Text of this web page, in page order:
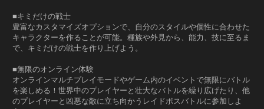
■キミだけの戦士
豊富なカスタマイズオプションで、自分のスタイルや個性に合わせた
キャラクターを作ることが可能。種族や外見から、能力、技に至るま
で、キミだけの戦士を作り上げよう。
■無限のオンライン体験
オンラインマルチプレイモードやゲーム内のイベントで無限にバトル
を楽しめる！世界中のプレイヤーと壮大なバトルを繰り広げたり、他
のプレイヤーと凶悪な敵に立ち向かうレイドボスバトルに参加しよ